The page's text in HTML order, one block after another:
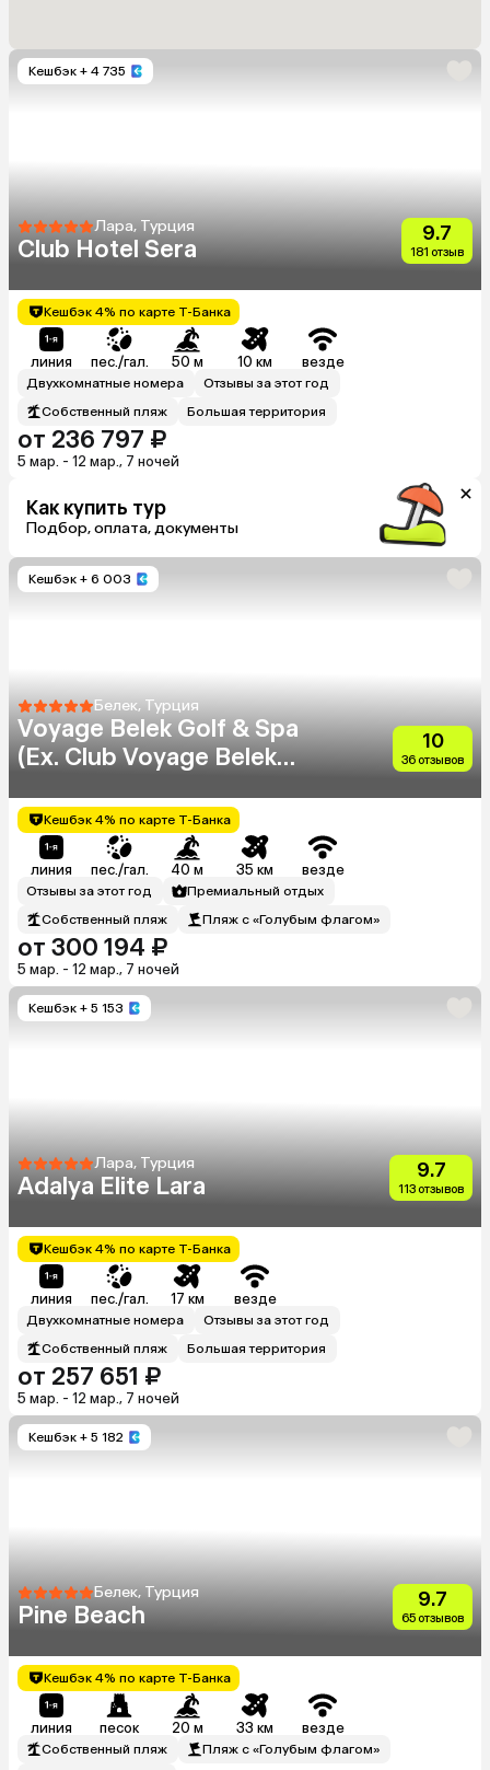
Кешбэк + 4 735
Лара, Турция
Club Hotel Sera
9.7
181 отзыв
Кешбэк 4% по карте Т-Банка
линия пес./гал. 50 м 10 км везде
Двухкомнатные номера
Отзывы за этот год
Собственный пляж
Большая территория
от 236 797 ₽
5 мар. - 12 мар., 7 ночей
Как купить тур
Подбор, оплата, документы
Кешбэк + 6 003
Белек, Турция
Voyage Belek Golf & Spa
(Ex. Club Voyage Belek
10
36 отзывов
Кешбэк 4% по карте Т-Банка
линия пес./гал. 40 м 35 км везде
Отзывы за этот год
Премиальный отдых
Собственный пляж
Пляж с «Голубым флагом»
от 300 194 ₽
5 мар. - 12 мар., 7 ночей
Кешбэк + 5 153
Лара, Турция
Adalya Elite Lara
9.7
113 отзывов
Кешбэк 4% по карте Т-Банка
линия пес./гал. 17 км везде
Двухкомнатные номера
Отзывы за этот год
Собственный пляж
Большая территория
от 257 651 ₽
5 мар. - 12 мар., 7 ночей
Кешбэк + 5 182
Белек, Турция
Pine Beach
9.7
65 отзывов
Кешбэк 4% по карте Т-Банка
линия песок 20 м 33 км везде
Собственный пляж
Пляж с «Голубым флагом»